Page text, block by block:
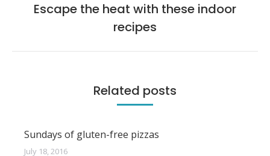
Next
post:
Escape the heat with these indoor
recipes
Related posts
Sundays of gluten-free pizzas
July 18, 2016